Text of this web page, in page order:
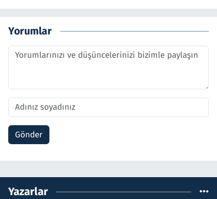
Yorumlar
Gönder
Yazarlar